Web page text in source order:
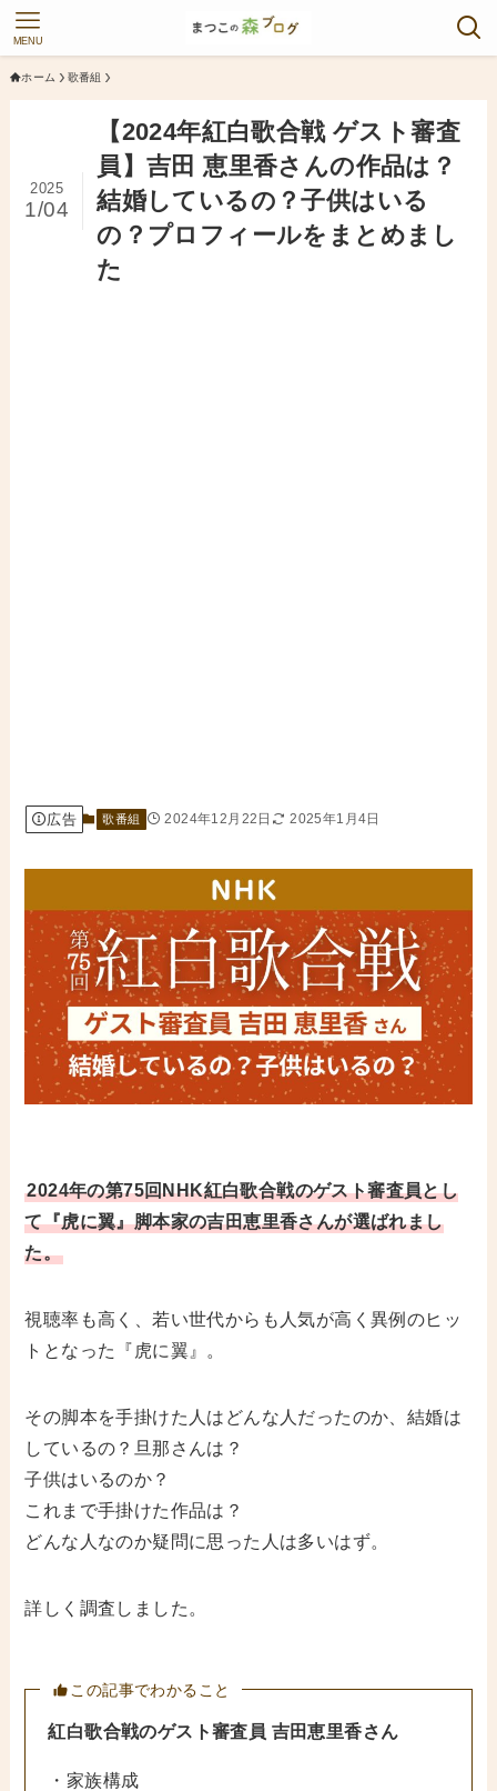
MENU
ホーム 歌番組
【2024年紅白歌合戦 ゲスト審査
員】吉田 恵里香さんの作品は？
結婚しているの？子供はいる
の？プロフィールをまとめまし
た
2025
1/04
広告 歌番組 2024年12月22日 2025年1月4日
2024年の第75回NHK紅白歌合戦のゲスト審査員とし
て『虎に翼』脚本家の吉田恵里香さんが選ばれまし
た。
視聴率も高く、若い世代からも人気が高く異例のヒッ
トとなった『虎に翼』。
その脚本を手掛けた人はどんな人だったのか、結婚は
しているの？旦那さんは？
子供はいるのか？
これまで手掛けた作品は？
どんな人なのか疑問に思った人は多いはず。
詳しく調査しました。
この記事でわかること
紅白歌合戦のゲスト審査員 吉田恵里香さん
・家族構成